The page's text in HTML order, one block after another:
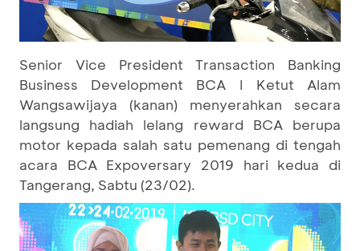
Senior Vice President Transaction Banking
Business Development BCA I Ketut Alam
Wangsawijaya (kanan) menyerahkan secara
langsung hadiah lelang reward BCA berupa
motor kepada salah satu pemenang di tengah
acara BCA Expoversary 2019 hari kedua di
Tangerang, Sabtu (23/02).